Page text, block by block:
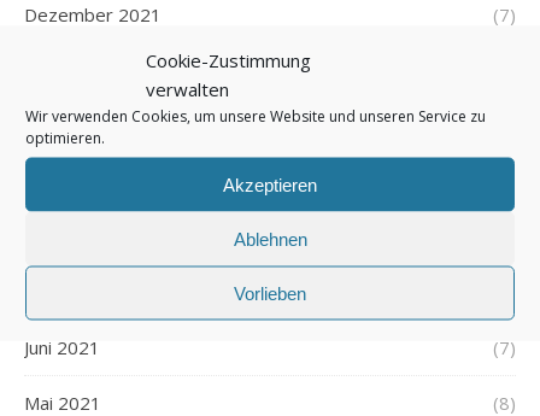
Cookie-Zustimmung
verwalten
Wir verwenden Cookies, um unsere Website und unseren Service zu
optimieren.
Akzeptieren
Ablehnen
Vorlieben
Dezember 2021 (7)
November 2021
Oktober 2021
Juni 2021 (7)
Mai 2021 (8)